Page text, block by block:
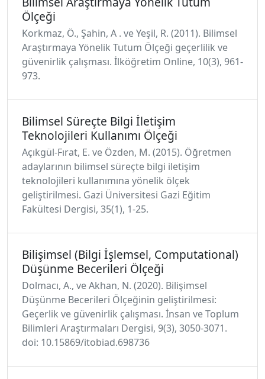
Ölçeği
Korkmaz, Ö., Şahin, A . ve Yeşil, R. (2011). Bilimsel
Araştırmaya Yönelik Tutum Ölçeği geçerlilik ve
güvenirlik çalışması. İlköğretim Online, 10(3), 961-
973.
Bilimsel Süreçte Bilgi İletişim
Teknolojileri Kullanımı Ölçeği
Açıkgül-Fırat, E. ve Özden, M. (2015). Öğretmen
adaylarının bilimsel süreçte bilgi iletişim
teknolojileri kullanımına yönelik ölçek
geliştirilmesi. Gazi Üniversitesi Gazi Eğitim
Fakültesi Dergisi, 35(1), 1-25.
Bilişimsel (Bilgi İşlemsel, Computational)
Düşünme Becerileri Ölçeği
Dolmacı, A., ve Akhan, N. (2020). Bilişimsel
Düşünme Becerileri Ölçeğinin geliştirilmesi:
Geçerlik ve güvenirlik çalışması. İnsan ve Toplum
Bilimleri Araştırmaları Dergisi, 9(3), 3050-3071.
doi: 10.15869/itobiad.698736